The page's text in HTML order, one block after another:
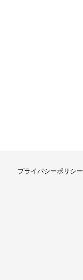
プライバシーポリシー